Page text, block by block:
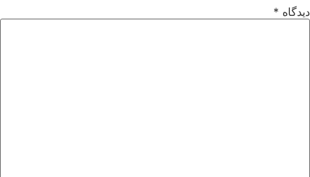
دیدگاه *